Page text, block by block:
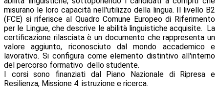
misurano le loro capacità nell'utilizzo della lingua. Il livello B2
(FCE) si riferisce al Quadro Comune Europeo di Riferimento
per le Lingue, che descrive le abilità linguistiche acquisite. La
certificazione rilasciata è un documento che rappresenta un
valore aggiunto, riconosciuto dal mondo accademico e
lavorativo. Si configura come elemento distintivo all'interno
del percorso formativo dello studente.
I corsi sono finanziati dal Piano Nazionale di Ripresa e
Resilienza, Missione 4: istruzione e ricerca.